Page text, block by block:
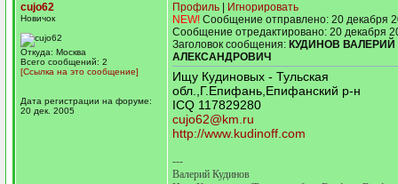
cujo62
Новичок
Откуда: Москва
Всего сообщений: 2
[Ссылка на это сообщение]
Дата регистрации на форуме:
20 дек. 2005
Профиль
Игнорировать
NEW! Сообщение отправлено: 20 декабря
Сообщение отредактировано: 20 декабря
Заголовок сообщения: КУДИНОВ ВАЛЕРИЙ
АЛЕКСАНДРОВИЧ
Ищу Кудиновых - Тульская
обл.,Г.Епифань,Епифанский р-н
ICQ 117829280
cujo62@km.ru
http://www.kudinoff.com
---
Валерий Кудинов